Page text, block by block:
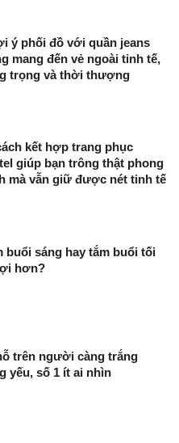
ý phối đồ với quần jeans
mang đến vẻ ngoài tinh tế,
trọng và thời thượng
kết hợp trang phục
giúp bạn trông thật phong
mà vẫn giữ được nét tinh tế
buổi sáng hay tắm buổi tối
hơn?
trên người càng trắng
yếu, số 1 ít ai nhìn